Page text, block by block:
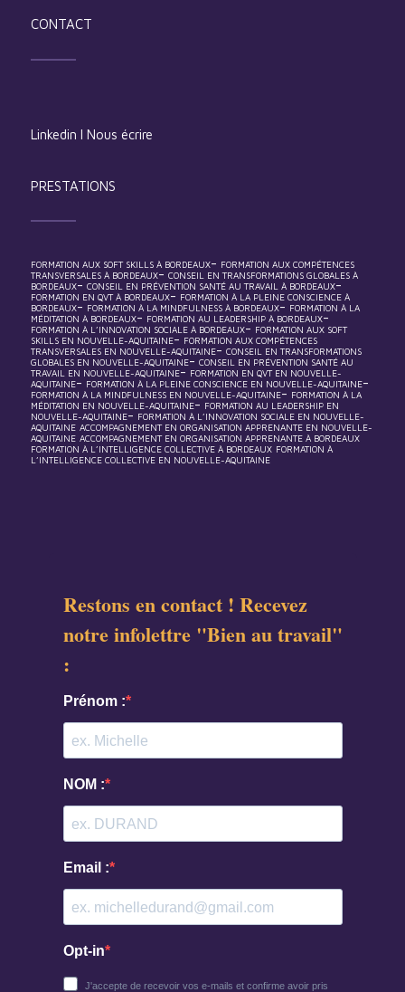
CONTACT
Linkedin I Nous écrire
PRESTATIONS
FORMATION AUX SOFT SKILLS À BORDEAUX- FORMATION AUX COMPÉTENCES
TRANSVERSALES À BORDEAUX- CONSEIL EN TRANSFORMATIONS GLOBALES À
BORDEAUX- CONSEIL EN PRÉVENTION SANTÉ AU TRAVAIL À BORDEAUX-
FORMATION EN QVT À BORDEAUX- FORMATION À LA PLEINE CONSCIENCE À
BORDEAUX- FORMATION À LA MINDFULNESS À BORDEAUX- FORMATION À LA
MÉDITATION À BORDEAUX- FORMATION AU LEADERSHIP À BORDEAUX-
FORMATION À L’INNOVATION SOCIALE À BORDEAUX- FORMATION AUX SOFT
SKILLS EN NOUVELLE-AQUITAINE- FORMATION AUX COMPÉTENCES
TRANSVERSALES EN NOUVELLE-AQUITAINE- CONSEIL EN TRANSFORMATIONS
GLOBALES EN NOUVELLE-AQUITAINE- CONSEIL EN PRÉVENTION SANTÉ AU
TRAVAIL EN NOUVELLE-AQUITAINE- FORMATION EN QVT EN NOUVELLE-
AQUITAINE- FORMATION À LA PLEINE CONSCIENCE EN NOUVELLE-AQUITAINE-
FORMATION À LA MINDFULNESS EN NOUVELLE-AQUITAINE- FORMATION À LA
MÉDITATION EN NOUVELLE-AQUITAINE- FORMATION AU LEADERSHIP EN
NOUVELLE-AQUITAINE- FORMATION À L’INNOVATION SOCIALE EN NOUVELLE-
AQUITAINE ACCOMPAGNEMENT EN ORGANISATION APPRENANTE EN NOUVELLE-
AQUITAINE ACCOMPAGNEMENT EN ORGANISATION APPRENANTE À BORDEAUX
FORMATION À L’INTELLIGENCE COLLECTIVE À BORDEAUX FORMATION À
L’INTELLIGENCE COLLECTIVE EN NOUVELLE-AQUITAINE